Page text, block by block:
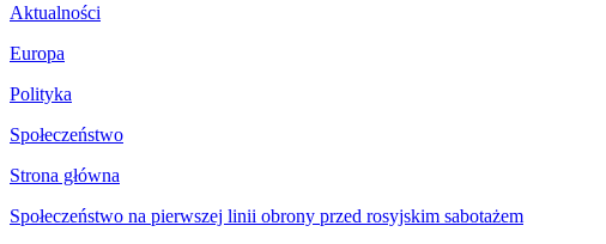
Aktualności
Europa
Polityka
Społeczeństwo
Strona główna
Społeczeństwo na pierwszej linii obrony przed rosyjskim sabotażem